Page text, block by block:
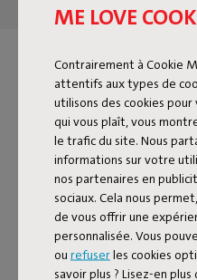
ME LOVE
Contrairement à Cookie
attentifs aux types de
utilisons des cookies
qui vous plaît, vous
le trafic du site. Nous
informations sur votre
nos partenaires en
sociaux. Cela nous
de vous offrir une
personnalisée. Vous
ou refuserles cookies
savoir plus ? Lisez-en
POUFS
Un canapé et un pouf, c’est
et Clyde, ou Tom et Jerry. Ils
poufs rendent ton intérieur
cette touche détente unique
En plus d’être de véritables
multifonctionnels. Repose-
table d’appoint pour ta
supplémentaire quand tous
l’improviste. Dans notre